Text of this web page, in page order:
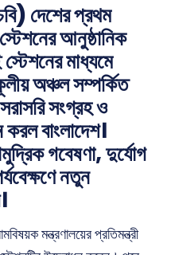
দেশের প্রথম
আনুষ্ঠানিক
মাধ্যমে
অঞ্চল সম্পর্কিত
সংগ্রহ ও
বাংলাদেশ।
গবেষণা, দুর্যোগ
নতুন
মন্ত্রণালয়ের প্রতিমন্ত্রী